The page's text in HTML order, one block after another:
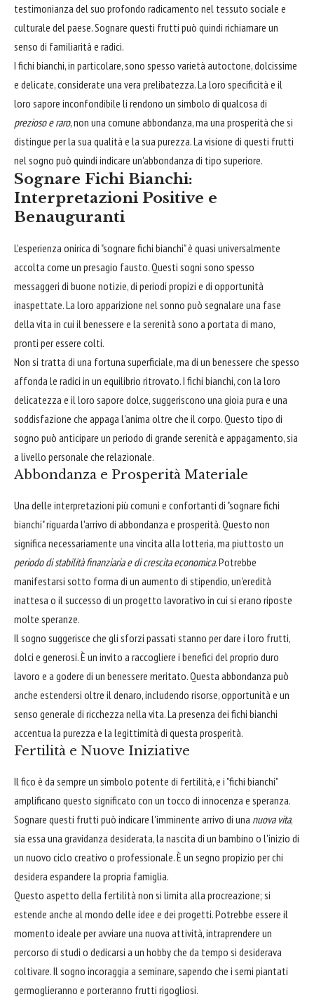
testimonianza del suo profondo radicamento nel tessuto sociale e
culturale del paese. Sognare questi frutti può quindi richiamare un
senso di familiarità e radici.
I fichi bianchi, in particolare, sono spesso varietà autoctone, dolcissime
e delicate, considerate una vera prelibatezza. La loro specificità e il
loro sapore inconfondibile li rendono un simbolo di qualcosa di
prezioso e raro, non una comune abbondanza, ma una prosperità che si
distingue per la sua qualità e la sua purezza. La visione di questi frutti
nel sogno può quindi indicare un'abbondanza di tipo superiore.
Sognare Fichi Bianchi:
Interpretazioni Positive e
Benauguranti
L'esperienza onirica di "sognare fichi bianchi" è quasi universalmente
accolta come un presagio fausto. Questi sogni sono spesso
messaggeri di buone notizie, di periodi propizi e di opportunità
inaspettate. La loro apparizione nel sonno può segnalare una fase
della vita in cui il benessere e la serenità sono a portata di mano,
pronti per essere colti.
Non si tratta di una fortuna superficiale, ma di un benessere che spesso
affonda le radici in un equilibrio ritrovato. I fichi bianchi, con la loro
delicatezza e il loro sapore dolce, suggeriscono una gioia pura e una
soddisfazione che appaga l'anima oltre che il corpo. Questo tipo di
sogno può anticipare un periodo di grande serenità e appagamento, sia
a livello personale che relazionale.
Abbondanza e Prosperità Materiale
Una delle interpretazioni più comuni e confortanti di "sognare fichi
bianchi" riguarda l'arrivo di abbondanza e prosperità. Questo non
significa necessariamente una vincita alla lotteria, ma piuttosto un
periodo di stabilità finanziaria e di crescita economica. Potrebbe
manifestarsi sotto forma di un aumento di stipendio, un'eredità
inattesa o il successo di un progetto lavorativo in cui si erano riposte
molte speranze.
Il sogno suggerisce che gli sforzi passati stanno per dare i loro frutti,
dolci e generosi. È un invito a raccogliere i benefici del proprio duro
lavoro e a godere di un benessere meritato. Questa abbondanza può
anche estendersi oltre il denaro, includendo risorse, opportunità e un
senso generale di ricchezza nella vita. La presenza dei fichi bianchi
accentua la purezza e la legittimità di questa prosperità.
Fertilità e Nuove Iniziative
Il fico è da sempre un simbolo potente di fertilità, e i "fichi bianchi"
amplificano questo significato con un tocco di innocenza e speranza.
Sognare questi frutti può indicare l'imminente arrivo di una nuova vita,
sia essa una gravidanza desiderata, la nascita di un bambino o l'inizio di
un nuovo ciclo creativo o professionale. È un segno propizio per chi
desidera espandere la propria famiglia.
Questo aspetto della fertilità non si limita alla procreazione; si
estende anche al mondo delle idee e dei progetti. Potrebbe essere il
momento ideale per avviare una nuova attività, intraprendere un
percorso di studi o dedicarsi a un hobby che da tempo si desiderava
coltivare. Il sogno incoraggia a seminare, sapendo che i semi piantati
germoglieranno e porteranno frutti rigogliosi.